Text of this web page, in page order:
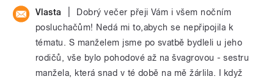
Vlasta
Dobrý večer přeji Vám i všem nočním
posluchačům! Nedá mi to,abych se nepřipojila k
tématu. S manželem jsme po svatbě bydleli u jeho
rodičů, vše bylo pohodové až na švagrovou - sestru
manžela, která snad v té době na mě žárlila. I když